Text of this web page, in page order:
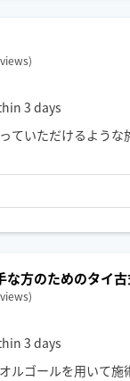
3 days
ていただけるような
トが得意です！🙋‍♀️
、リラクゼーショ
術をご提供いたしま
のスケジュールに
な方のためのタイ
3 days
ルゴールを用いて施